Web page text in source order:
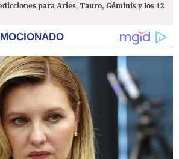
para Aries, Tauro, Géminis y los 12